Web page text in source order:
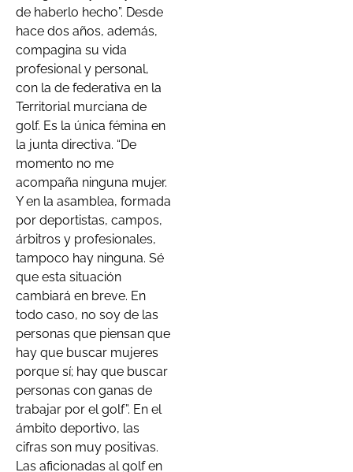
de haberlo hecho”. Desde
hace dos años, además,
compagina su vida
profesional y personal,
con la de federativa en la
Territorial murciana de
golf. Es la única fémina en
la junta directiva. “De
momento no me
acompaña ninguna mujer.
Y en la asamblea, formada
por deportistas, campos,
árbitros y profesionales,
tampoco hay ninguna. Sé
que esta situación
cambiará en breve. En
todo caso, no soy de las
personas que piensan que
hay que buscar mujeres
porque sí; hay que buscar
personas con ganas de
trabajar por el golf”. En el
ámbito deportivo, las
cifras son muy positivas.
Las aficionadas al golf en